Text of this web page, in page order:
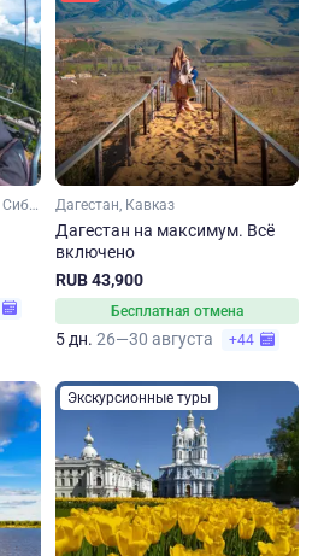
Хакасия, Красноярский край, Сибирь Дагестан, Кавказ
Дагестан на максимум. Вcё
включено
RUB 43,900
Бесплатная отмена
5 дн. 26—30 августа +44
Экскурсионные туры